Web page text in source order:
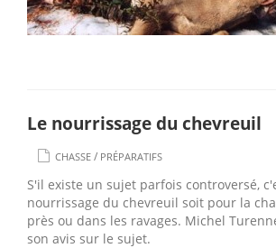
Le nourrissage du chevreuil
CHASSE / PRÉPARATIFS
S'il existe un sujet parfois controversé,
nourrissage du chevreuil soit pour la
près ou dans les ravages. Michel
son avis sur le sujet.